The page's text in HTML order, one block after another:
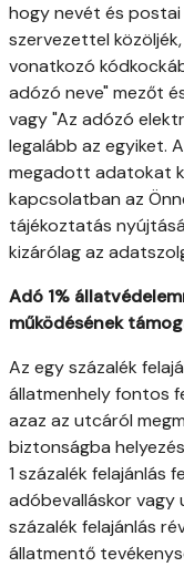
hogy nevét és postai
szervezettel
vonatkozó
adózó neve" mezőt
vagy "Az adózó
legalább az egyiket.
megadott adatokat
kapcsolatban az
tájékoztatás
kizárólag az
Adó 1%
működésének
Az egy százalék
állatmenhely fontos
azaz az utcáról
biztonságba
1 százalék felajánlás
adóbevalláskor vagy
százalék felajánlás
állatmentő